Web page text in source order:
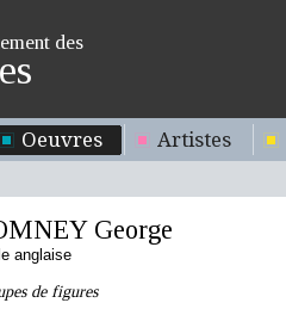
des
Oeuvres Artistes
George
anglaise
de figures